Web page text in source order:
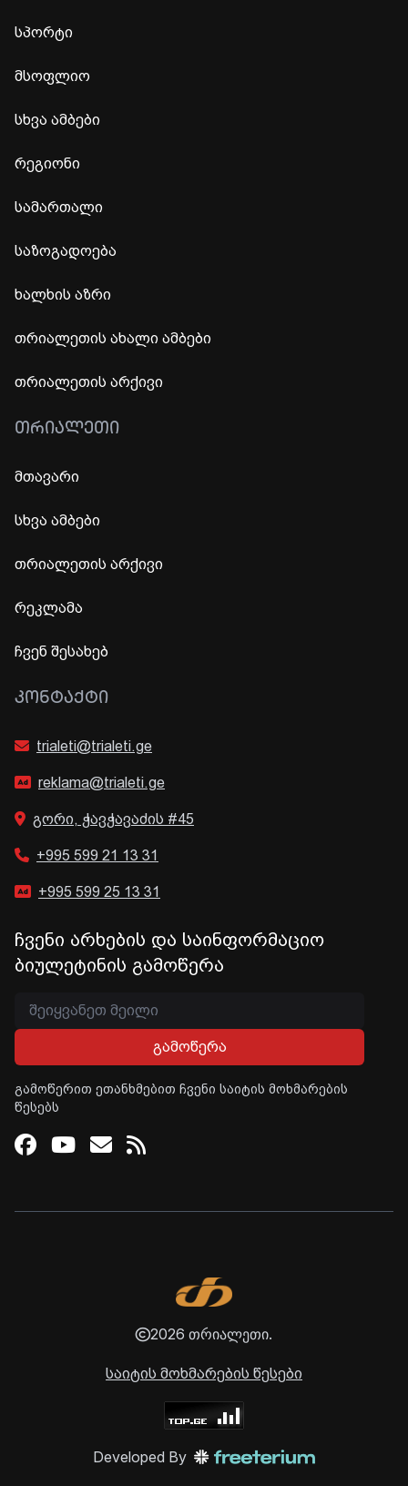
სპორტი
მსოფლიო
სხვა ამბები
რეგიონი
სამართალი
საზოგადოება
ხალხის აზრი
თრიალეთის ახალი ამბები
თრიალეთის არქივი
ᲗᲠᲘᲐᲚᲔᲗᲘ
მთავარი
სხვა ამბები
თრიალეთის არქივი
რეკლამა
ჩვენ შესახებ
ᲙᲝᲜᲢᲐᲥᲢᲘ
trialeti@trialeti.ge
reklama@trialeti.ge
გორი, ჭავჭავაძის #45
+995 599 21 13 31
+995 599 25 13 31
ჩვენი არხების და საინფორმაციო
ბიულეტინის გამოწერა
გამოწერა
გამოწერით ეთანხმებით ჩვენი საიტის მოხმარების
წესებს
Facebook
Youtube
Email
RSS
2026 თრიალეთი.
საიტის მოხმარების წესები
Developed By